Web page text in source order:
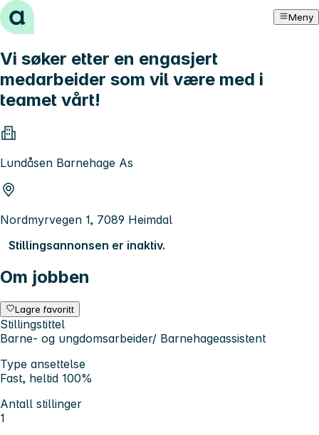
Hopp til innhold Meny
Vi søker etter en engasjert
medarbeider som vil være med i
teamet vårt!
Lundåsen Barnehage As
Nordmyrvegen 1, 7089 Heimdal
Stillingsannonsen er inaktiv.
Om jobben
Lagre favoritt
Stillingstittel
Barne- og ungdomsarbeider/ Barnehageassistent
Type ansettelse
Fast, heltid 100%
Antall stillinger
1